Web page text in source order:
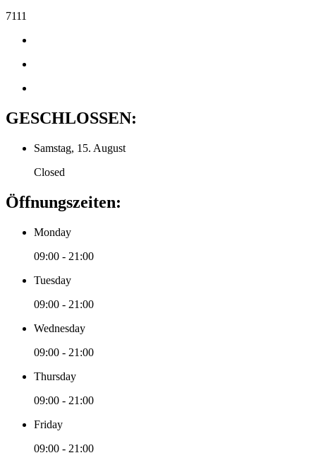
7111
GESCHLOSSEN:
Samstag, 15. August
Closed
Öffnungszeiten:
Monday
09:00 - 21:00
Tuesday
09:00 - 21:00
Wednesday
09:00 - 21:00
Thursday
09:00 - 21:00
Friday
09:00 - 21:00